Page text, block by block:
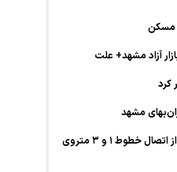
مسکن
کرد
مشهد
قلندر شریف خبرداد؛ بهره‌برداری از اتصال خطوط ۱ و ۳ متروی